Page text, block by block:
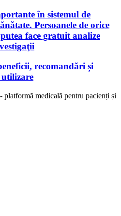
în sistemul de
Persoanele de orice
face gratuit analize
recomandări și
medicală pentru pacienți și